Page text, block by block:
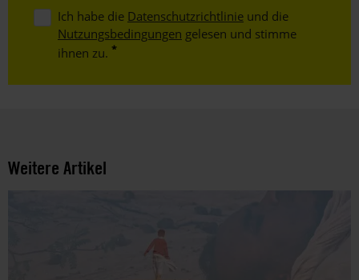
Ich habe die Datenschutzrichtlinie und die
Nutzungsbedingungen gelesen und stimme
ihnen zu.
Weitere Artikel